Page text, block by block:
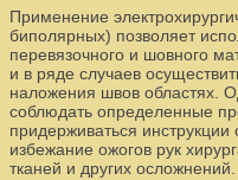
Применение
биполярных) позволяет
перевязочного и шовного
и в ряде случаев
наложения швов областях.
соблюдать определенные
придерживаться
избежание ожогов рук
тканей и других осложнений.